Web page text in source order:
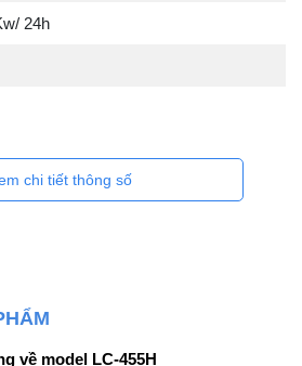
24h
chi tiết thông số
về model LC-455H